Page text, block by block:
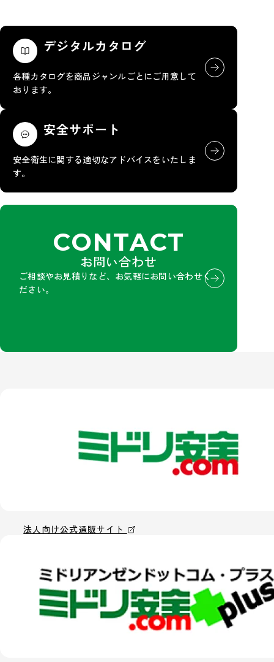
デジタルカタログ
各種カタログを商品ジャンルごとにご用意して
おります。
安全サポート
安全衛生に関する適切なアドバイスをいたしま
す。
CONTACT
お問い合わせ
ご相談やお見積りなど、お気軽にお問い合わせく
ださい。
法人向け公式通販サイト